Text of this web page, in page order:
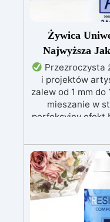
Żywica
Najwyższa
Przezroczysta
i projektów
zalew od 1 mm do
mieszanie w
perfekcyjny efekt
lepkość:
kompatybilna z
metalem i innymi
utwardzeniu:
skóry, wolna od
Free)
filtrami UV